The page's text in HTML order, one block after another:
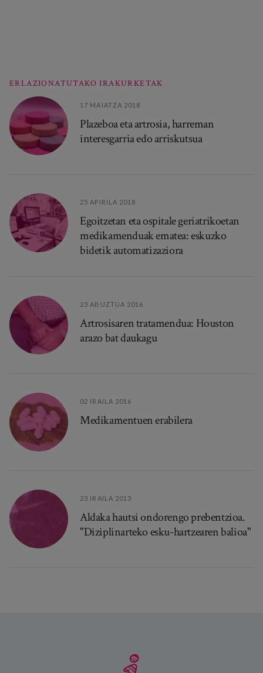
ERLAZIONATUTAKO IRAKURKETAK
17 MAIATZA 2018
Plazeboa eta artrosia, harreman
interesgarria edo arriskutsua
25 APIRILA 2018
Egoitzetan eta ospitale geriatrikoetan
medikamenduak ematea: eskuzko
bidetik automatizaziora
23 ABUZTUA 2016
Artrosisaren tratamendua: Houston
arazo bat daukagu
02 IRAILA 2016
Medikamentuen erabilera
23 IRAILA 2013
Aldaka hautsi ondorengo prebentzioa.
"Diziplinarteko esku-hartzearen balioa"